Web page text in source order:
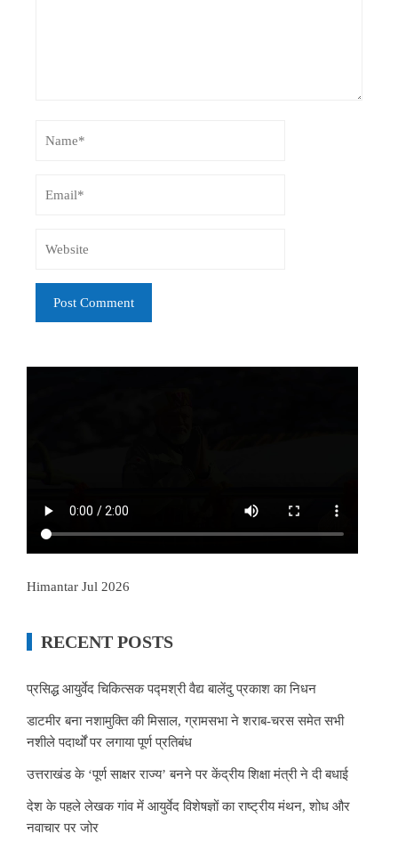
Himantar Jul 2026
RECENT POSTS
प्रसिद्ध आयुर्वेद चिकित्सक पद्मश्री वैद्य बालेंदु प्रकाश का निधन
डाटमीर बना नशामुक्ति की मिसाल, ग्रामसभा ने शराब-चरस समेत सभी
नशीले पदार्थों पर लगाया पूर्ण प्रतिबंध
उत्तराखंड के ‘पूर्ण साक्षर राज्य’ बनने पर केंद्रीय शिक्षा मंत्री ने दी बधाई
देश के पहले लेखक गांव में आयुर्वेद विशेषज्ञों का राष्ट्रीय मंथन, शोध और
नवाचार पर जोर